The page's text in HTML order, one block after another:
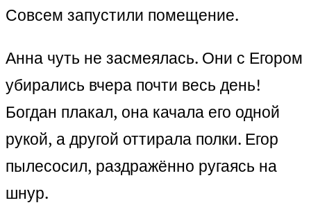
Совсем запустили помещение.
Анна чуть не засмеялась. Они с Егором
убирались вчера почти весь день!
Богдан плакал, она качала его одной
рукой, а другой оттирала полки. Егор
пылесосил, раздражённо ругаясь на
шнур.